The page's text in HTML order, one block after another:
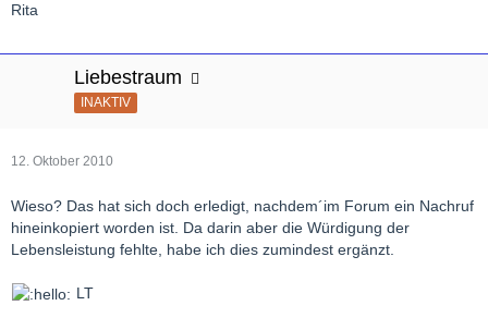
Rita
Liebestraum
INAKTIV
12. Oktober 2010
Wieso? Das hat sich doch erledigt, nachdem´im Forum ein Nachruf
hineinkopiert worden ist. Da darin aber die Würdigung der
Lebensleistung fehlte, habe ich dies zumindest ergänzt.
LT